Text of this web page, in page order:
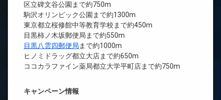
区立碑文谷公園まで約750m
駒沢オリンピック公園まで約1300m
東京都立桜修館中等教育学校まで約450m
目黒柿ノ木坂郵便局まで約550m
目黒八雲四郵便局 まで約1000m
ヒノミドラッグ都立大店まで約650m
ココカラファイン薬局都立大学平町店まで約750m
キャンペーン情報